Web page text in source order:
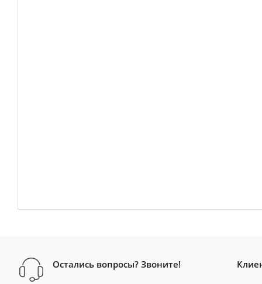
Остались вопросы? Звоните!